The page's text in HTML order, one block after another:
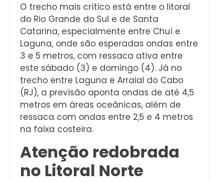
O trecho mais crítico está entre o litoral
do Rio Grande do Sul e de Santa
Catarina, especialmente entre Chuí e
Laguna, onde são esperadas ondas entre
3 e 5 metros, com ressaca ativa entre
este sábado (3) e domingo (4). Já no
trecho entre Laguna e Arraial do Cabo
(RJ), a previsão aponta ondas de até 4,5
metros em áreas oceânicas, além de
ressaca com ondas entre 2,5 e 4 metros
na faixa costeira.
Atenção redobrada
no Litoral Norte